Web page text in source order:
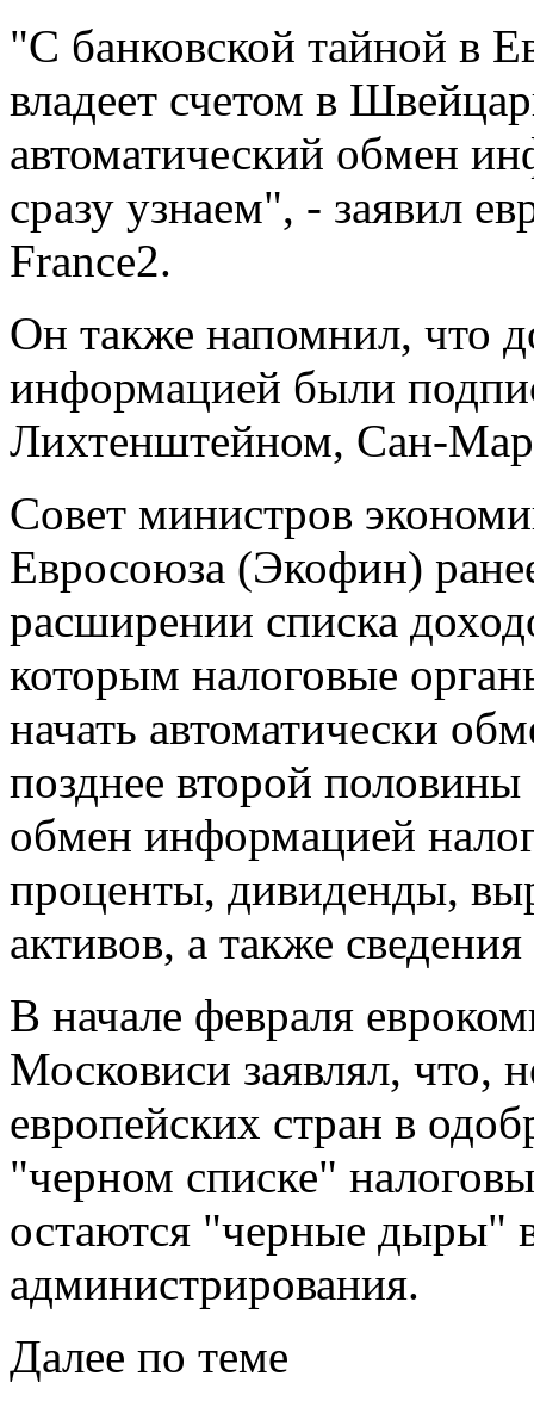
"С банковской тайной в
владеет счетом в
автоматический обмен
сразу узнаем", - заявил
France2.
Он также напомнил, что
информацией были
Лихтенштейном, Сан-
Совет министров
Евросоюза (Экофин)
расширении списка
которым налоговые
начать автоматически
позднее второй
обмен информацией
проценты, дивиденды,
активов, а также
В начале февраля
Московиси заявлял, что,
европейских стран в
"черном списке"
остаются "черные дыры"
администрирования.
Далее по теме